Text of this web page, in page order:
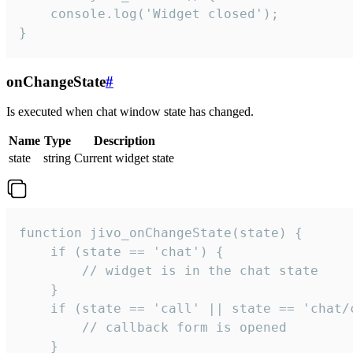
    console.log('Widget closed');
}
onChangeState#
Is executed when chat window state has changed.
Name Type
Description
state
string Current widget state
function jivo_onChangeState(state) {
    if (state == 'chat') {
        // widget is in the chat state
    }
if (state == 'call' || state == 'chat/
        // callback form is opened
    }